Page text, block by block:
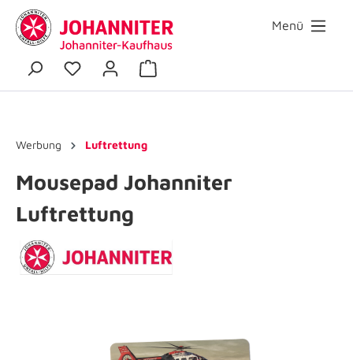
Menü
Werbung Luftrettung
Mousepad Johanniter
Luftrettung